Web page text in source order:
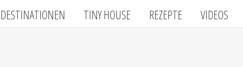
DESTINATIONEN TINY HOUSE REZEPTE VIDEOS